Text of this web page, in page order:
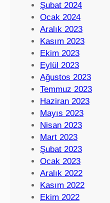
Şubat 2024
Ocak 2024
Aralık 2023
Kasım 2023
Ekim 2023
Eylül 2023
Ağustos 2023
Temmuz 2023
Haziran 2023
Mayıs 2023
Nisan 2023
Mart 2023
Şubat 2023
Ocak 2023
Aralık 2022
Kasım 2022
Ekim 2022